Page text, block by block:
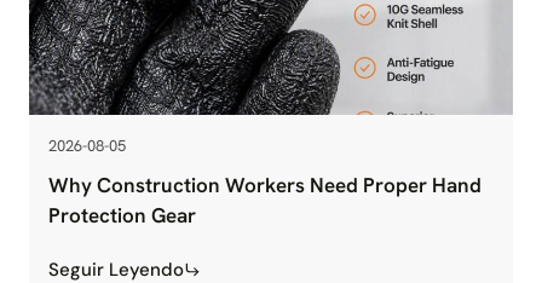
2026-08-05
Why Construction Workers Need Proper Hand
Protection Gear
Seguir Leyendo